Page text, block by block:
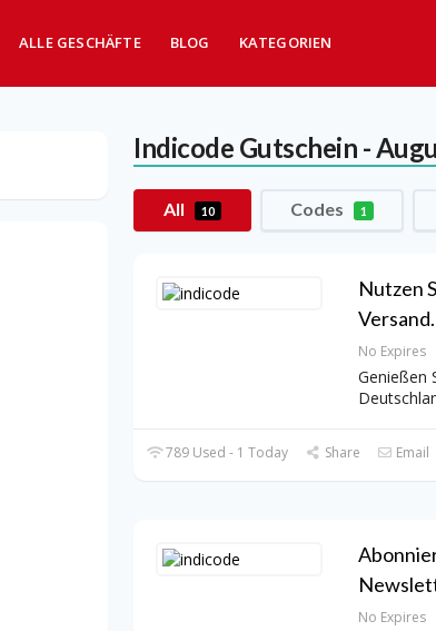
ALLE GESCHÄFTE BLOG KATEGORIEN
Indicode Gutschein -
All 10 Codes 1
Nutzen
Versand.
No Expires
Genießen
789 Used - 1 Today Share Email
No Expires